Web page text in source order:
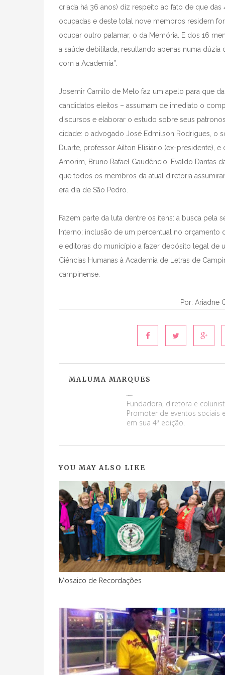
criada há 36 anos) diz respeito ao fato de que
ocupadas e deste total nove membros residem
ocupar outro patamar, o da Memória. E dos 16
a saúde debilitada, resultando apenas numa
com a Academia”.
Josemir Camilo de Melo faz um apelo para que
candidatos eleitos – assumam de imediato o
discursos e elaborar o estudo sobre seus
cidade: o advogado José Edmilson Rodrigues, o
Duarte, professor Ailton Elisiário (ex-presidente),
Amorim, Bruno Rafael Gaudêncio, Evaldo Dantas
que todos os membros da atual diretoria
era dia de São Pedro.
Fazem parte da luta dentre os itens: a busca
Interno; inclusão de um percentual no orçamento
e editoras do município a fazer depósito legal de
Ciências Humanas à Academia de Letras de
campinense.
Por: Ariadne
MALUMA MARQUES
Fundadora, diretora e
Promoter de eventos sociais
em sua 4ª edição.
YOU MAY ALSO LIKE
Mosaico de Recordações